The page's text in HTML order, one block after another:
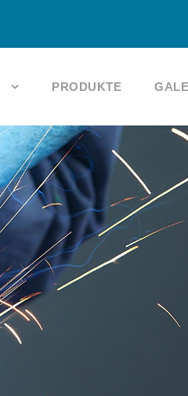
PRODUKTE